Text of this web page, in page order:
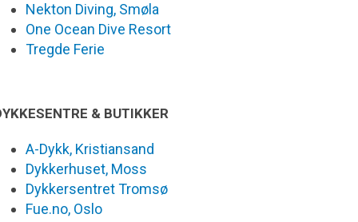
Nekton Diving, Smøla
One Ocean Dive Resort
Tregde Ferie
& BUTIKKER
A-Dykk, Kristiansand
Dykkerhuset, Moss
Dykkersentret Tromsø
Fue.no, Oslo